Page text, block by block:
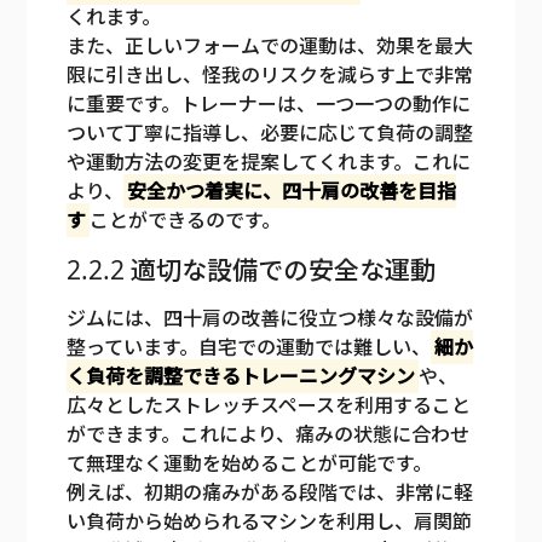
くれます。
また、正しいフォームでの運動は、効果を最大
限に引き出し、怪我のリスクを減らす上で非常
に重要です。トレーナーは、一つ一つの動作に
ついて丁寧に指導し、必要に応じて負荷の調整
や運動方法の変更を提案してくれます。これに
より、 安全かつ着実に、四十肩の改善を目指
す ことができるのです。
2.2.2 適切な設備での安全な運動
ジムには、四十肩の改善に役立つ様々な設備が
整っています。自宅での運動では難しい、 細か
く負荷を調整できるトレーニングマシンや、
広々としたストレッチスペースを利用すること
ができます。これにより、痛みの状態に合わせ
て無理なく運動を始めることが可能です。
例えば、初期の痛みがある段階では、非常に軽
い負荷から始められるマシンを利用し、肩関節